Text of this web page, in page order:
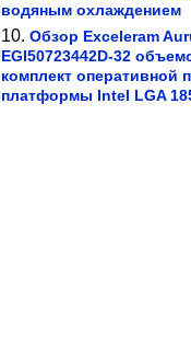
водяным охлаждением
Обзор Exceleram
EGI50723442D-32
комплект оперативной
платформы Intel LGA